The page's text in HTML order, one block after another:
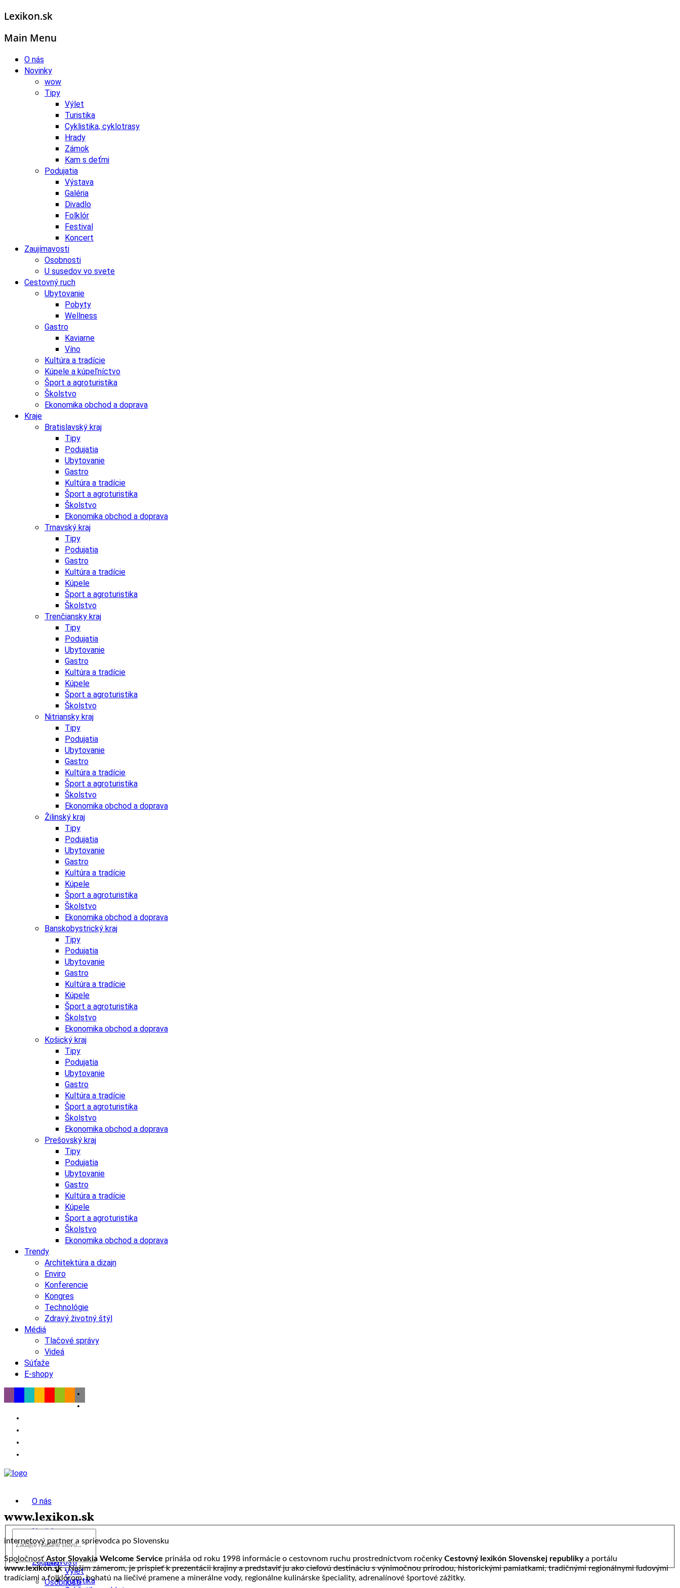
Lexikon.sk
Main Menu
O nás
Novinky
wow
Tipy
Výlet
Turistika
Cyklistika, cyklotrasy
Hrady
Zámok
Kam s deťmi
Podujatia
Výstava
Galéria
Divadlo
Folklór
Festival
Koncert
Zaujímavosti
Osobnosti
U susedov vo svete
Cestovný ruch
Ubytovanie
Pobyty
Wellness
Gastro
Kaviarne
Víno
Kultúra a tradície
Kúpele a kúpeľníctvo
Šport a agroturistika
Školstvo
Ekonomika obchod a doprava
Kraje
Bratislavský kraj
Tipy
Podujatia
Ubytovanie
Gastro
Kultúra a tradície
Šport a agroturistika
Školstvo
Ekonomika obchod a doprava
Trnavský kraj
Tipy
Podujatia
Gastro
Kultúra a tradície
Kúpele
Šport a agroturistika
Školstvo
Trenčiansky kraj
Tipy
Podujatia
Ubytovanie
Gastro
Kultúra a tradície
Kúpele
Šport a agroturistika
Školstvo
Nitriansky kraj
Tipy
Podujatia
Ubytovanie
Gastro
Kultúra a tradície
Šport a agroturistika
Školstvo
Ekonomika obchod a doprava
Žilinský kraj
Tipy
Podujatia
Ubytovanie
Gastro
Kultúra a tradície
Kúpele
Šport a agroturistika
Školstvo
Ekonomika obchod a doprava
Banskobystrický kraj
Tipy
Podujatia
Ubytovanie
Gastro
Kultúra a tradície
Kúpele
Šport a agroturistika
Školstvo
Ekonomika obchod a doprava
Košický kraj
Tipy
Podujatia
Ubytovanie
Gastro
Kultúra a tradície
Šport a agroturistika
Školstvo
Ekonomika obchod a doprava
Prešovský kraj
Tipy
Podujatia
Ubytovanie
Gastro
Kultúra a tradície
Kúpele
Šport a agroturistika
Školstvo
Ekonomika obchod a doprava
Trendy
Architektúra a dizajn
Enviro
Konferencie
Kongres
Technológie
Zdravý životný štýl
Médiá
Tlačové správy
Videá
Súťaže
E-shopy
O nás
Novinky
Tipy
Výlet
Turistika
Zaujímavosti
Osobnosti
www.lexikon.sk
internetový partner a sprievodca po Slovensku
SpoločnosťAstor Slovakia Welcome Service prináša od roku 1998 informácie o cestovnom ruchu prostredníctvom ročenky Cestovný lexikón Slovenskej republikya portálu
www.lexikon.sk. Našim zámerom, je prispieť k prezentácii krajiny a predstaviť ju ako cieľovú destináciu s výnimočnou prírodou, historickými pamiatkami, tradičnými regionálnymi ľudovými
tradíciami a folklórom, bohatú na liečivé pramene a minerálne vody, regionálne kulinárske špeciality, adrenalínové športové zážitky.